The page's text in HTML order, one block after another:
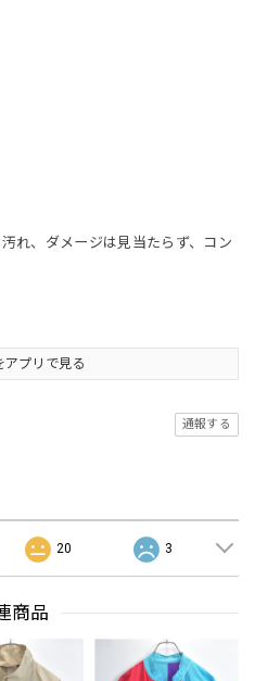
れ、ダメージは見当たらず、コン
アプリで見る
通報する
20 3
商品